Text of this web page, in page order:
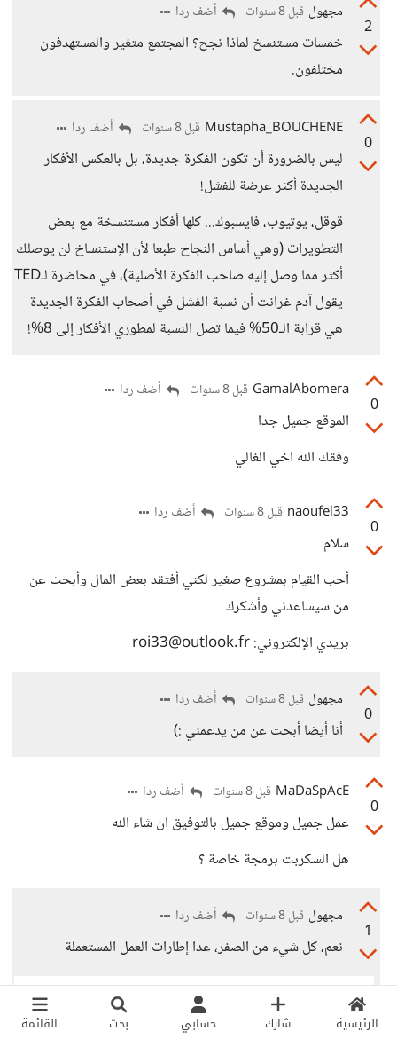
الرئيسية شارك حسابي بحث القائمة
2
مجهول قبل 8 سنوات أضف ردا
خمسات مستنسخ لماذا نجح؟ المجتمع متغير والمستهدفون
مختلفون.
0
Mustapha_BOUCHENE قبل 8 سنوات أضف ردا
ليس بالضرورة أن تكون الفكرة جديدة، بل بالعكس الأفكار
الجديدة أكثر عرضة للفشل!
قوقل، يوتيوب، فايسبوك... كلها أفكار مستنسخة مع بعض
التطويرات (وهي أساس النجاح طبعا لأن الإستنساخ لن يوصلك
أكثر مما وصل إليه صاحب الفكرة الأصلية)، في محاضرة لـTED
يقول آدم غرانت أن نسبة الفشل في أصحاب الفكرة الجديدة
هي قرابة الـ50% فيما تصل النسبة لمطوري الأفكار إلى 8%!
0
GamalAbomera قبل 8 سنوات أضف ردا
الموقع جميل جدا
وفقك الله اخي الغالي
0
naoufel33 قبل 8 سنوات أضف ردا
سلام
أحب القيام بمشروع صغير لكني أفتقد بعض المال وأبحث عن
من سيساعدني وأشكرك
بريدي الإلكتروني: roi33@outlook.fr
0
مجهول قبل 8 سنوات أضف ردا
أنا أيضا أبحث عن من يدعمني :)
0
MaDaSpAcE قبل 8 سنوات أضف ردا
عمل جميل وموقع جميل بالتوفيق ان شاء الله
هل السكربت برمجة خاصة ؟
1
مجهول قبل 8 سنوات أضف ردا
نعم، كل شيء من الصفر، عدا إطارات العمل المستعملة
0
MaDaSpAcE